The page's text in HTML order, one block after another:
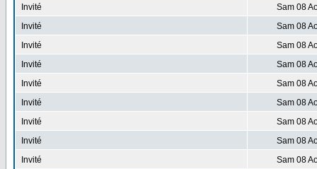
Invité
Sam 08
Invité
Sam 08
Invité
Sam 08
Invité
Sam 08
Invité
Sam 08
Invité
Sam 08
Invité
Sam 08
Invité
Sam 08
Invité
Sam 08